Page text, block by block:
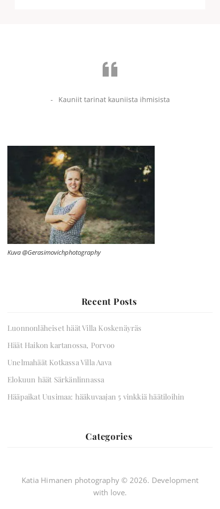
Kauniit tarinat kauniista ihmisista
Kuva @Gerasimovichphotography
Recent Posts
Luonnonläheiset häät Villa Koskenäyräs
Häät Haikon kartanossa, Porvoo
Unelmahäät Kotkassa Villa Aava
Elokuun häät Särkänlinnassa
Hääpaikat Uusimaa: hääkuvaajan 5 vinkkiä häätiloihin
Categories
Katia Himanen photography © 2026. Development
with love.